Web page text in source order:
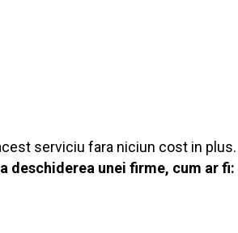
serviciu fara niciun cost in plus.
deschiderea unei firme, cum ar fi: